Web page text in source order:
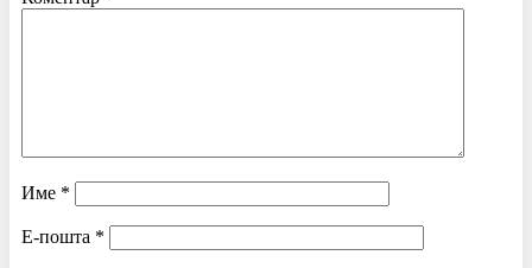
Име *
Е-пошта *